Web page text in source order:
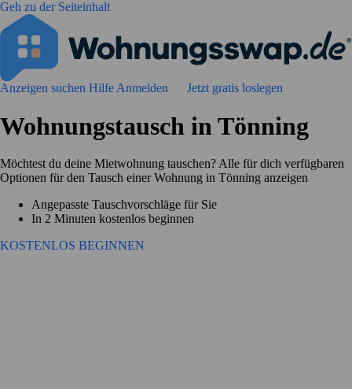
Geh zu der Seiteinhalt
Anzeigen suchen Hilfe Anmelden Jetzt gratis loslegen
Wohnungstausch in Tönning
Möchtest du deine Mietwohnung tauschen? Alle für dich verfügbaren
Optionen für den Tausch einer Wohnung in Tönning anzeigen
Angepasste Tauschvorschläge für Sie
In 2 Minuten kostenlos beginnen
KOSTENLOS BEGINNEN